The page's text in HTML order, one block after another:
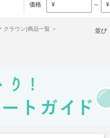
価格 ¥ ～ ¥
クラウン)商品一覧
並び